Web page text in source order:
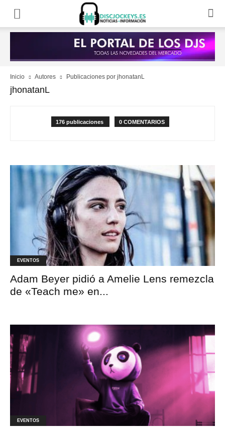
Inicio Autores Publicaciones por jhonatanL
jhonatanL
176 publicaciones 0 COMENTARIOS
EVENTOS
Adam Beyer pidió a Amelie Lens remezcla
de «Teach me» en...
EVENTOS